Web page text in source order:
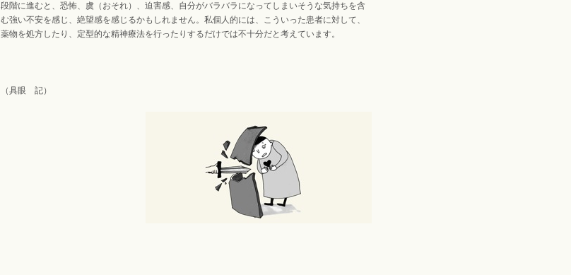
段階に進むと、恐怖、虞（おそれ）、迫害感、自分がバラバラになってしまいそうな気持ちを含
む強い不安を感じ、絶望感を感じるかもしれません。私個人的には、こういった患者に対して、
薬物を処方したり、定型的な精神療法を行ったりするだけでは不十分だと考えています。
（具眼 記）